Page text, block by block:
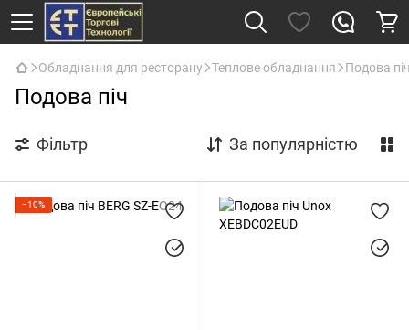
Обладнання для ресторану Теплове обладнання Подова
Подова піч
Фільтр За популярністю
−10%